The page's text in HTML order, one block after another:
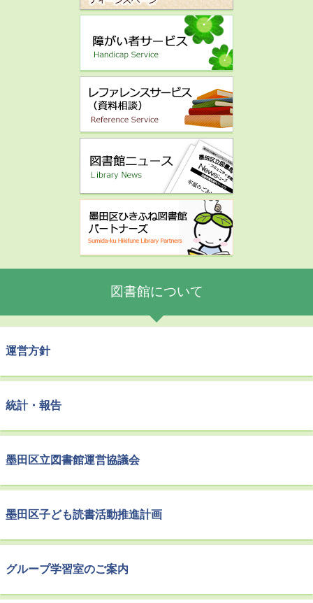
図書館について
運営方針
統計・報告
墨田区立図書館運営協議会
墨田区子ども読書活動推進計画
グループ学習室のご案内